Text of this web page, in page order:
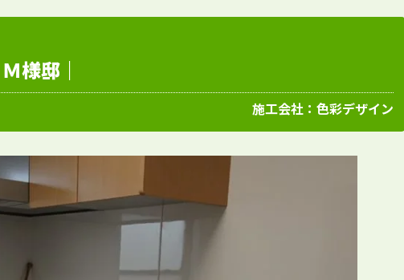
施工例
塗装店
施工例 塗装店
様邸｜
施工会社： 色彩デザイン